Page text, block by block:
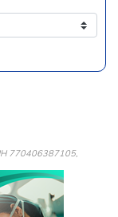
770406387105,